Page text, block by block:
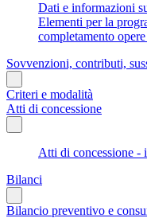
Dati e informazioni
Elementi per la
completamento
Sovvenzioni, contributi,
Criteri e modalità
Atti di concessione
Atti di concessione -
Bilanci
Bilancio preventivo e